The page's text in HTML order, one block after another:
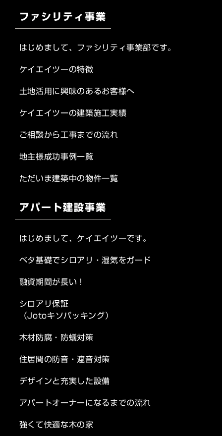
ファシリティ事業
はじめまして、ファシリティ事業部です。
ケイエイツーの特徴
土地活用に興味のあるお客様へ
ケイエイツーの建築施工実績
ご相談から工事までの流れ
地主様成功事例一覧
ただいま建築中の物件一覧
アパート建設事業
はじめまして、ケイエイツーです。
ベタ基礎でシロアリ・湿気をガード
融資期間が長い！
シロアリ保証
（Jotoキソパッキング）
木材防腐・防蟻対策
住居間の防音・遮音対策
デザインと充実した設備
アパートオーナーになるまでの流れ
強くて快適な木の家